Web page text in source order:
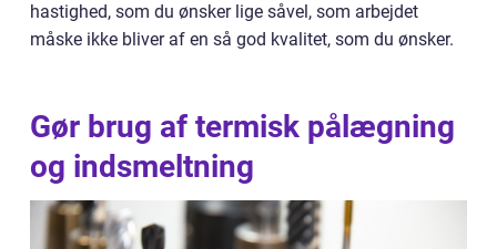
hastighed, som du ønsker lige såvel, som arbejdet
måske ikke bliver af en så god kvalitet, som du ønsker.
Gør brug af termisk pålægning
og indsmeltning